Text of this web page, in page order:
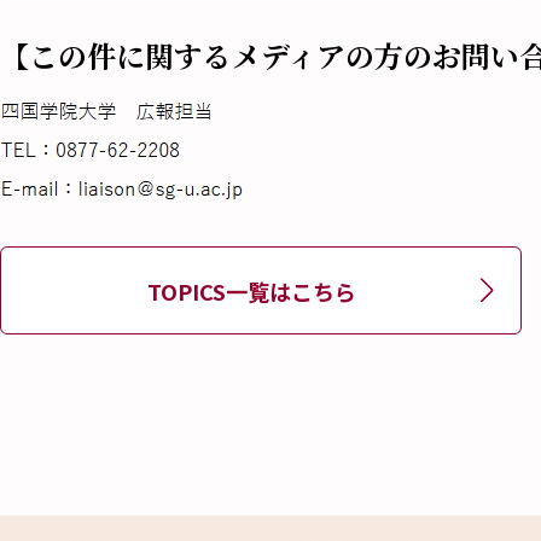
【この件に関するメディアの方のお問い
TOPICS一覧はこちら